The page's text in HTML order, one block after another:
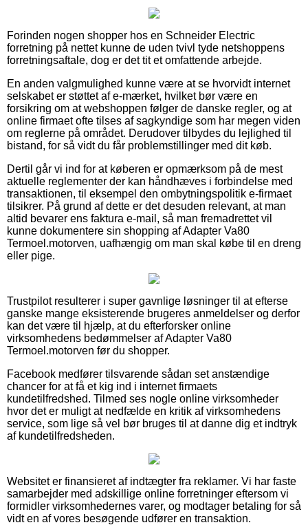
Forinden nogen shopper hos en Schneider Electric
forretning på nettet kunne de uden tvivl tyde netshoppens
forretningsaftale, dog er det tit et omfattende arbejde.
En anden valgmulighed kunne være at se hvorvidt internet
selskabet er støttet af e-mærket, hvilket bør være en
forsikring om at webshoppen følger de danske regler, og at
online firmaet ofte tilses af sagkyndige som har megen viden
om reglerne på området. Derudover tilbydes du lejlighed til
bistand, for så vidt du får problemstillinger med dit køb.
Dertil går vi ind for at køberen er opmærksom på de mest
aktuelle reglementer der kan håndhæves i forbindelse med
transaktionen, til eksempel den ombytningspolitik e-firmaet
tilsikrer. På grund af dette er det desuden relevant, at man
altid bevarer ens faktura e-mail, så man fremadrettet vil
kunne dokumentere sin shopping af Adapter Va80
Termoel.motorven, uafhængig om man skal købe til en dreng
eller pige.
Trustpilot resulterer i super gavnlige løsninger til at efterse
ganske mange eksisterende brugeres anmeldelser og derfor
kan det være til hjælp, at du efterforsker online
virksomhedens bedømmelser af Adapter Va80
Termoel.motorven før du shopper.
Facebook medfører tilsvarende sådan set anstændige
chancer for at få et kig ind i internet firmaets
kundetilfredshed. Tilmed ses nogle online virksomheder
hvor det er muligt at nedfælde en kritik af virksomhedens
service, som lige så vel bør bruges til at danne dig et indtryk
af kundetilfredsheden.
Websitet er finansieret af indtægter fra reklamer. Vi har faste
samarbejder med adskillige online forretninger eftersom vi
formidler virksomhedernes varer, og modtager betaling for så
vidt en af vores besøgende udfører en transaktion.